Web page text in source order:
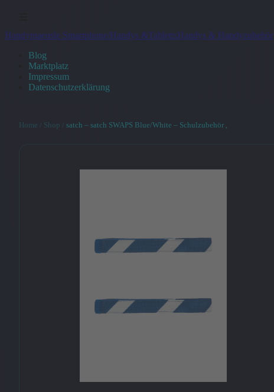
Handymaeusle Smartphone/Handys &TablettsHandys & Handyzubehör
Blog
Marktplatz
Impressum
Datenschutzerklärung
Home Shop satch – satch SWAPS Blue/White – Schulzubehör ,